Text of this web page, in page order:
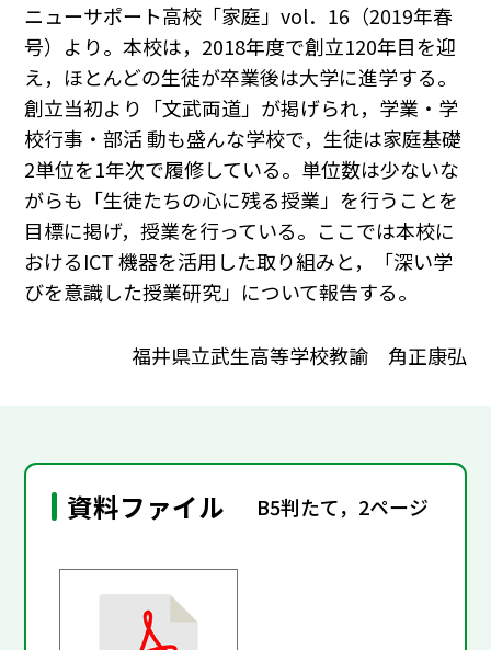
ニューサポート高校「家庭」vol．16（2019年春
号）より。本校は，2018年度で創立120年目を迎
え，ほとんどの生徒が卒業後は大学に進学する。
創立当初より「文武両道」が掲げられ，学業・学
校行事・部活 動も盛んな学校で，生徒は家庭基礎
2単位を1年次で履修している。単位数は少ないな
がらも「生徒たちの心に残る授業」を行うことを
目標に掲げ，授業を行っている。ここでは本校に
おけるICT 機器を活用した取り組みと，「深い学
びを意識した授業研究」について報告する。
福井県立武生高等学校教諭 角正康弘
資料ファイル B5判たて，2ページ